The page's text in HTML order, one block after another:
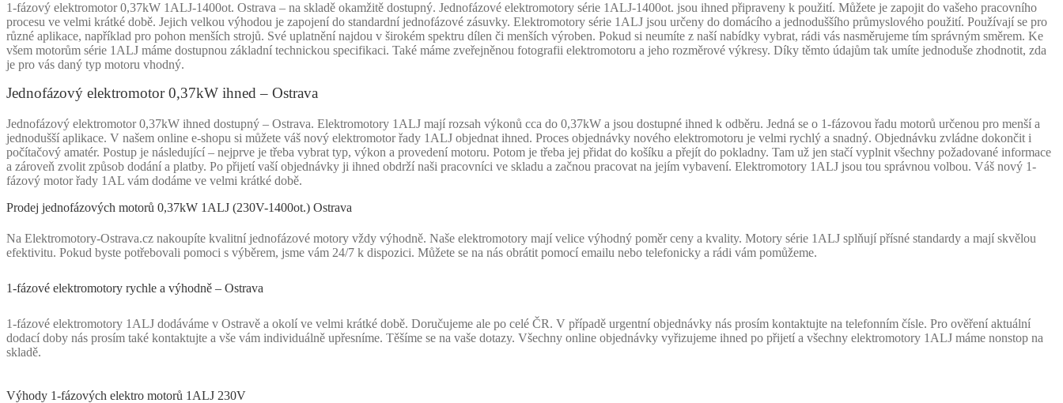
1-fázový elektromotor 0,37kW 1ALJ-1400ot. Ostrava – na skladě okamžitě dostupný. Jednofázové elektromotory série 1ALJ-1400ot. jsou ihned připraveny k použití. Můžete je zapojit do vašeho pracovního
procesu ve velmi krátké době. Jejich velkou výhodou je zapojení do standardní jednofázové zásuvky. Elektromotory série 1ALJ jsou určeny do domácího a jednoduššího průmyslového použití. Používají se pro
různé aplikace, například pro pohon menších strojů. Své uplatnění najdou v širokém spektru dílen či menších výroben. Pokud si neumíte z naší nabídky vybrat, rádi vás nasměrujeme tím správným směrem. Ke
všem motorům série 1ALJ máme dostupnou základní technickou specifikaci. Také máme zveřejněnou fotografii elektromotoru a jeho rozměrové výkresy. Díky těmto údajům tak umíte jednoduše zhodnotit, zda
je pro vás daný typ motoru vhodný.
Jednofázový elektromotor 0,37kW ihned – Ostrava
Jednofázový elektromotor 0,37kW ihned dostupný – Ostrava. Elektromotory 1ALJ mají rozsah výkonů cca do 0,37kW a jsou dostupné ihned k odběru. Jedná se o 1-fázovou řadu motorů určenou pro menší a
jednodušší aplikace. V našem online e-shopu si můžete váš nový elektromotor řady 1ALJ objednat ihned. Proces objednávky nového elektromotoru je velmi rychlý a snadný. Objednávku zvládne dokončit i
počítačový amatér. Postup je následující – nejprve je třeba vybrat typ, výkon a provedení motoru. Potom je třeba jej přidat do košíku a přejít do pokladny. Tam už jen stačí vyplnit všechny požadované informace
a zároveň zvolit způsob dodání a platby. Po přijetí vaší objednávky ji ihned obdrží naši pracovníci ve skladu a začnou pracovat na jejím vybavení. Elektromotory 1ALJ jsou tou správnou volbou. Váš nový 1-
fázový motor řady 1AL vám dodáme ve velmi krátké době.
Prodej jednofázových motorů 0,37kW 1ALJ (230V-1400ot.) Ostrava
Na Elektromotory-Ostrava.cz nakoupíte kvalitní jednofázové motory vždy výhodně. Naše elektromotory mají velice výhodný poměr ceny a kvality. Motory série 1ALJ splňují přísné standardy a mají skvělou
efektivitu. Pokud byste potřebovali pomoci s výběrem, jsme vám 24/7 k dispozici. Můžete se na nás obrátit pomocí emailu nebo telefonicky a rádi vám pomůžeme.
1-fázové elektromotory rychle a výhodně – Ostrava
1-fázové elektromotory 1ALJ dodáváme v Ostravě a okolí ve velmi krátké době. Doručujeme ale po celé ČR. V případě urgentní objednávky nás prosím kontaktujte na telefonním čísle. Pro ověření aktuální
dodací doby nás prosím také kontaktujte a vše vám individuálně upřesníme. Těšíme se na vaše dotazy. Všechny online objednávky vyřizujeme ihned po přijetí a všechny elektromotory 1ALJ máme nonstop na
skladě.
Výhody 1-fázových elektro motorů 1ALJ 230V